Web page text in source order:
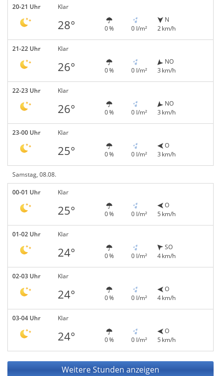
20-21 Uhr Klar
28° 0 % 0 l/m²
N
2 km/h
21-22 Uhr Klar
26° 0 % 0 l/m²
NO
3 km/h
22-23 Uhr Klar
26° 0 % 0 l/m²
NO
3 km/h
23-00 Uhr Klar
25° 0 % 0 l/m²
O
3 km/h
Samstag, 08.08.
00-01 Uhr Klar
25° 0 % 0 l/m²
O
5 km/h
01-02 Uhr Klar
24° 0 % 0 l/m²
SO
4 km/h
02-03 Uhr Klar
24° 0 % 0 l/m²
O
4 km/h
03-04 Uhr Klar
24° 0 % 0 l/m²
O
5 km/h
Weitere Stunden anzeigen